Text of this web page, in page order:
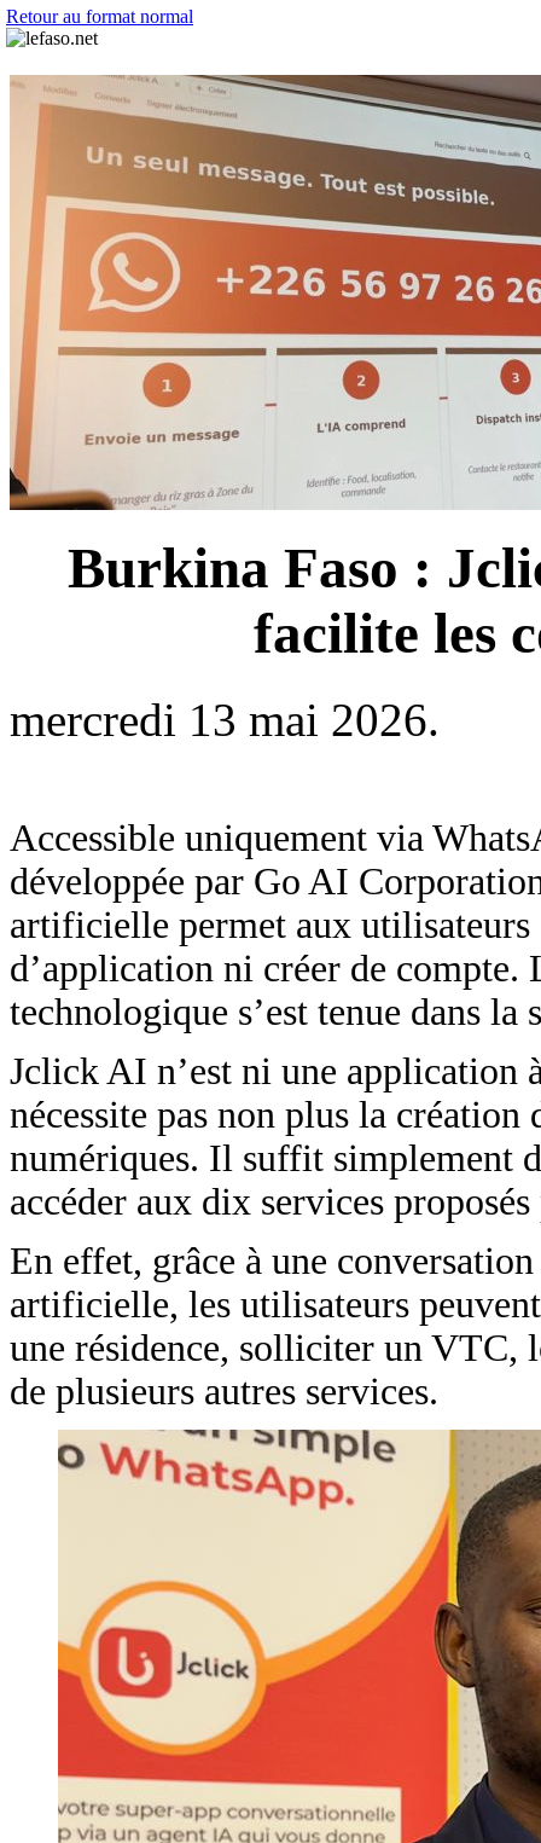
Retour au format normal
Burkina Faso :
facilite les
mercredi 13 mai 2026.
Accessible uniquement via
développée par Go AI
artificielle permet aux utilisateurs
d’application ni créer de compte.
technologique s’est tenue dans
Jclick AI n’est ni une application
nécessite pas non plus la
numériques. Il suffit simplement
accéder aux dix services
En effet, grâce à une
artificielle, les utilisateurs
une résidence, solliciter un VTC,
de plusieurs autres services.